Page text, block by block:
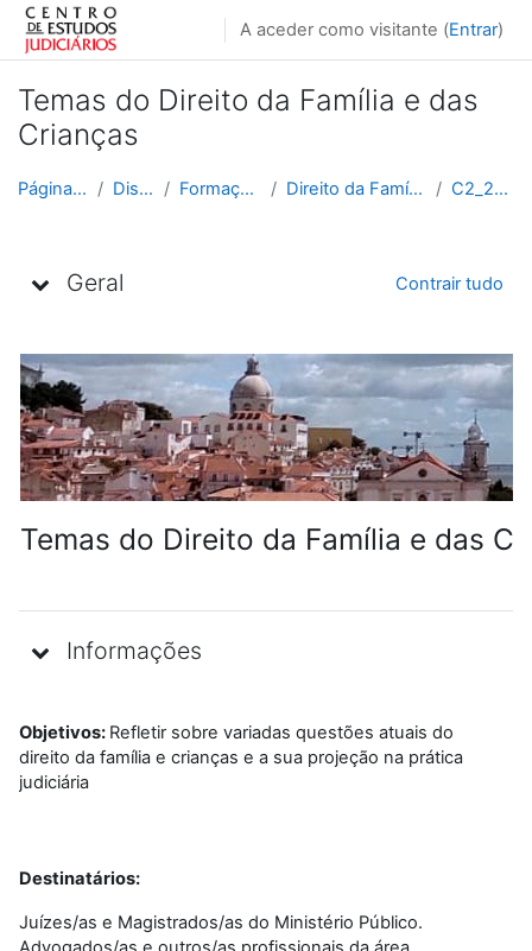
Ir para o conteúdo principal
A aceder como visitante (Entrar)
Temas do Direito da Família e das
Crianças
Página principal Disciplinas Formação Contínua Direito da Família e das Crianças C2_2022_2023
Geral Contrair tudo
Temas do Direito da Família e das
Informações
Objetivos: Refletir sobre variadas questões atuais do
direito da família e crianças e a sua projeção na prática
judiciária
Destinatários:
Juízes/as e Magistrados/as do Ministério Público.